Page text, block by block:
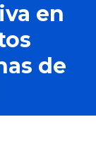
en
de